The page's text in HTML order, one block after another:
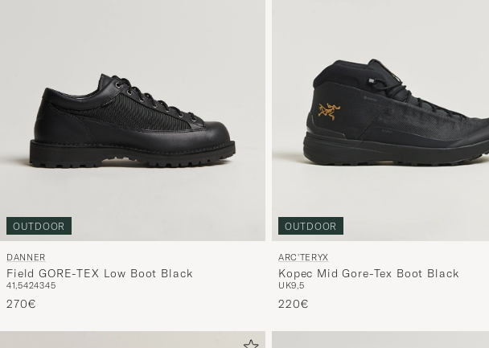
OUTDOOR
DANNER
Field GORE-TEX Low Boot Black
41,5424345
270€
OUTDOOR
ARC'TERYX
Kopec Mid Gore-Tex Boot Black
UK9,5
220€